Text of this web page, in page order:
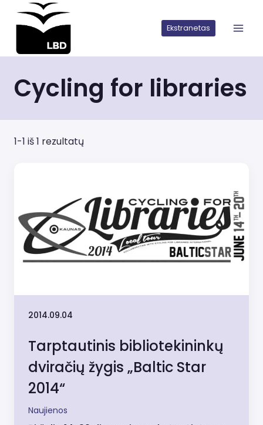
pereiti
turinio
Ekstranetas
Cycling for libraries
1-1 iš 1 rezultatų
2014.09.04
Tarptautinis bibliotekininkų
dviračių žygis „Baltic Star
2014“
Naujienos